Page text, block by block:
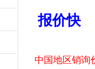
报价快
中国地区销询